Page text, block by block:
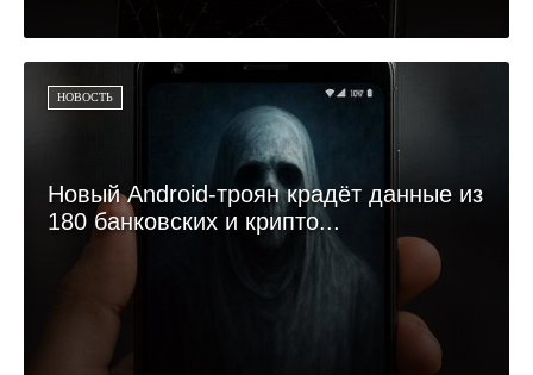
НОВОСТЬ
Новый Android-троян крадёт данные из
180 банковских и крипто...